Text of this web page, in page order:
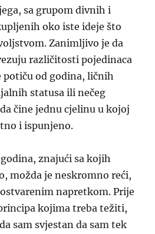
sa grupom divnih i
oko iste ideješto
Zanimljivo je da
različitosti pojedinaca
potiču od godina, ličnih
statusa ili nečeg
čine jednu cjelinu u kojoj
i ispunjeno.
godina, znajući sa kojih
možda je neskromno reći,
napretkom.Prije
kojima treba težiti,
da sam svjestan da sam tek